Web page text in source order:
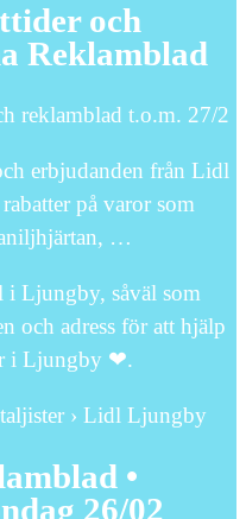
och
Reklamblad
reklamblad t.o.m. 27/2
erbjudanden från Lidl
på varor som
…
i Ljungby, såväl som
och adress för att hjälp
i Ljungby ❤.
› Lidl Ljungby
•
26/02